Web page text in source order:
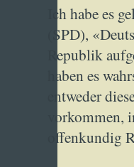
Ich habe es
(SPD),
Republik
haben es
entweder
offenkundig